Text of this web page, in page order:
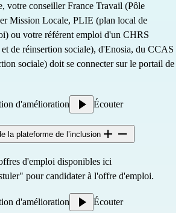
votre conseiller France Travail (Pôle
Mission Locale, PLIE (plan local de
ou votre référent emploi d'un CHRS
de réinsertion sociale), d'Enosia, du CCAS
sociale) doit se connecter sur le portail de
d'amélioration Écouter
la plateforme de l’inclusion
d'emploi disponibles ici
pour candidater à l'offre d'emploi.
d'amélioration Écouter